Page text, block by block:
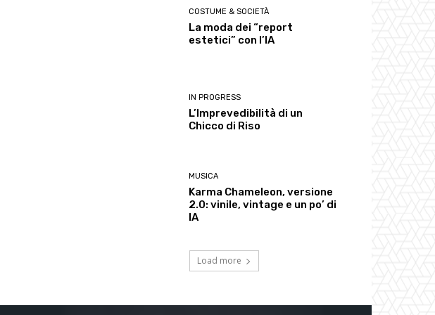
COSTUME & SOCIETÀ
La moda dei “report
estetici” con l’IA
IN PROGRESS
L’Imprevedibilità di un
Chicco di Riso
MUSICA
Karma Chameleon, versione
2.0: vinile, vintage e un po’ di
IA
Load more